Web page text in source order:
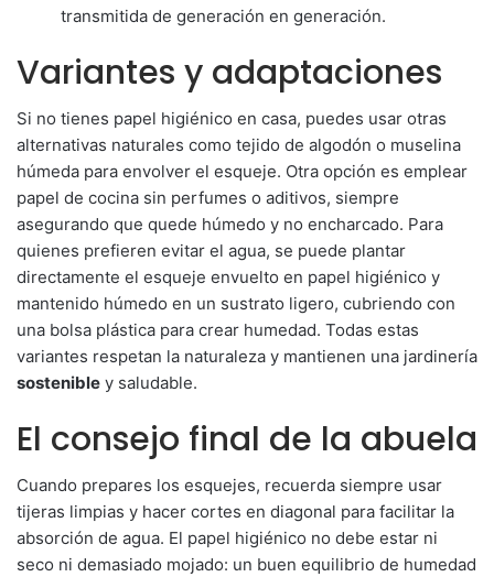
transmitida de generación en generación.
Variantes y adaptaciones
Si no tienes papel higiénico en casa, puedes usar otras
alternativas naturales como tejido de algodón o muselina
húmeda para envolver el esqueje. Otra opción es emplear
papel de cocina sin perfumes o aditivos, siempre
asegurando que quede húmedo y no encharcado. Para
quienes prefieren evitar el agua, se puede plantar
directamente el esqueje envuelto en papel higiénico y
mantenido húmedo en un sustrato ligero, cubriendo con
una bolsa plástica para crear humedad. Todas estas
variantes respetan la naturaleza y mantienen una jardinería
sostenible y saludable.
El consejo final de la abuela
Cuando prepares los esquejes, recuerda siempre usar
tijeras limpias y hacer cortes en diagonal para facilitar la
absorción de agua. El papel higiénico no debe estar ni
seco ni demasiado mojado: un buen equilibrio de humedad